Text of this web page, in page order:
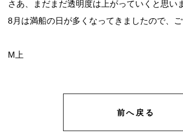
さあ、まだまだ透明度は上がっていくと思い
8月は満船の日が多くなってきましたので、
M上
前へ戻る